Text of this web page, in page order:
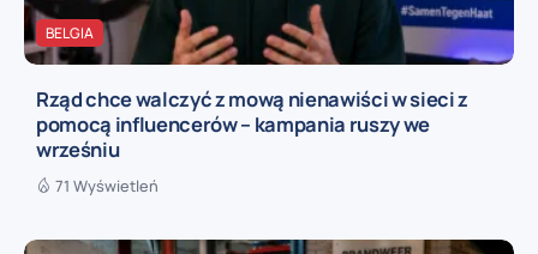
BELGIA
Rząd chce walczyć z mową nienawiści w sieci z
pomocą influencerów – kampania ruszy we
wrześniu
71 Wyświetleń